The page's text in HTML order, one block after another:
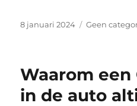
Geplaatst
8 januari 2024 Categorieën
Geen
Waarom een
in de auto